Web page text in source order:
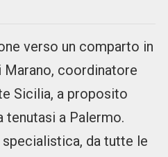
verso un comparto in
Marano, coordinatore
Sicilia, a proposito
tenutasi a Palermo.
specialistica, da tutte le